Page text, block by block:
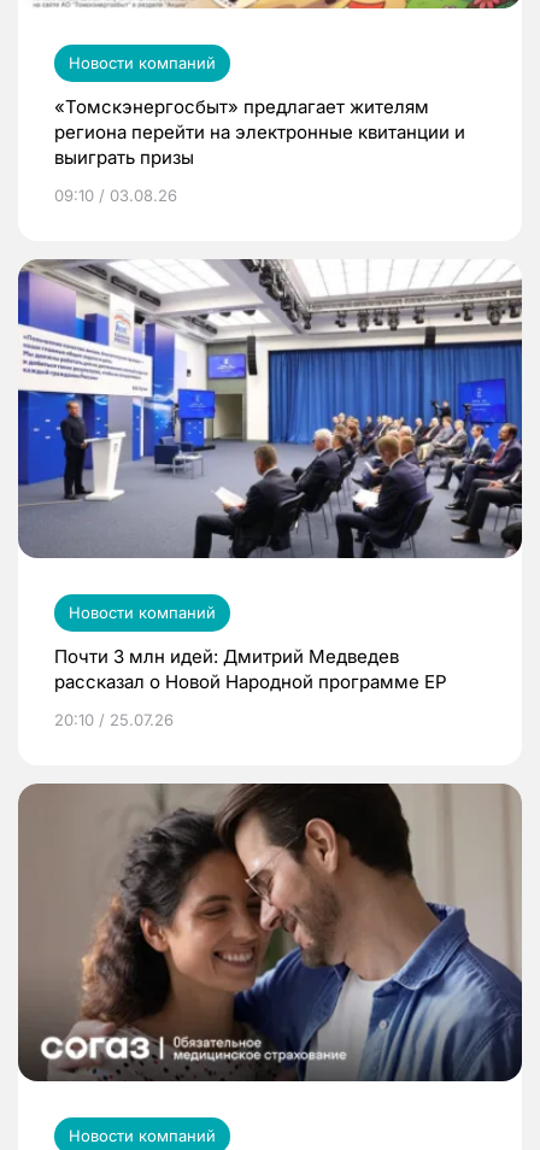
Новости компаний
«Томскэнергосбыт» предлагает жителям
региона перейти на электронные квитанции и
выиграть призы
09:10 / 03.08.26
Новости компаний
Почти 3 млн идей: Дмитрий Медведев
рассказал о Новой Народной программе ЕР
20:10 / 25.07.26
Новости компаний